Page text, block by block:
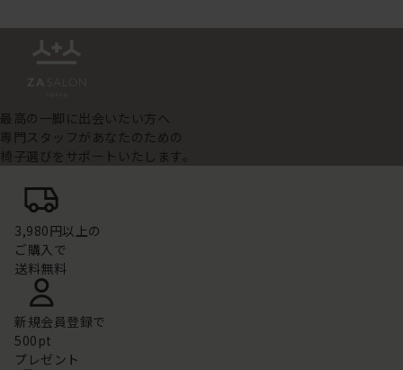
最高の一脚に出会いたい方へ
専門スタッフがあなたのための
椅子選びをサポートいたします。
3,980円以上の
ご購入で
送料無料
新規会員登録で
500pt
プレゼント